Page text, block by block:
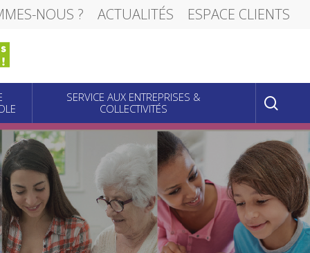
NOUS ? ACTUALITÉS ESPACE CLIENTS
SERVICE AUX ENTREPRISES &
COLLECTIVITÉS